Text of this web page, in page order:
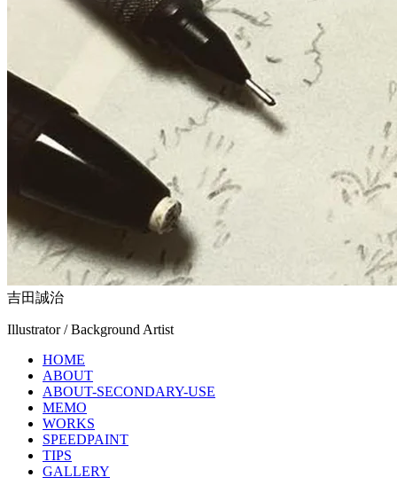
吉田誠治
Illustrator / Background Artist
HOME
ABOUT
ABOUT-SECONDARY-USE
MEMO
WORKS
SPEEDPAINT
TIPS
GALLERY